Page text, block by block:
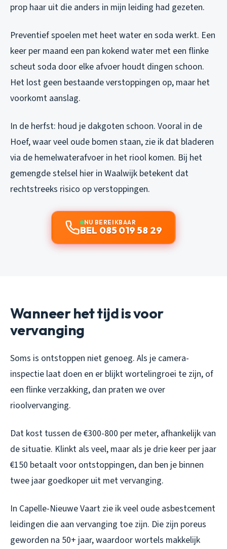
prop haar uit die anders in mijn leiding had gezeten.
Preventief spoelen met heet water en soda werkt. Een
keer per maand een pan kokend water met een flinke
scheut soda door elke afvoer houdt dingen schoon.
Het lost geen bestaande verstoppingen op, maar het
voorkomt aanslag.
In de herfst: houd je dakgoten schoon. Vooral in de
Hoef, waar veel oude bomen staan, zie ik dat bladeren
via de hemelwaterafvoer in het riool komen. Bij het
gemengde stelsel hier in Waalwijk betekent dat
rechtstreeks risico op verstoppingen.
NU BEREIKBAAR
BEL 085 019 58 29
Wanneer het tijd is voor
vervanging
Soms is ontstoppen niet genoeg. Als je camera-
inspectie laat doen en er blijkt wortelingroei te zijn, of
een flinke verzakking, dan praten we over
rioolvervanging.
Dat kost tussen de €300-800 per meter, afhankelijk van
de situatie. Klinkt als veel, maar als je drie keer per jaar
€150 betaalt voor ontstoppingen, dan ben je binnen
twee jaar goedkoper uit met vervanging.
In Capelle-Nieuwe Vaart zie ik veel oude asbestcement
leidingen die aan vervanging toe zijn. Die zijn poreus
geworden na 50+ jaar, waardoor wortels makkelijk